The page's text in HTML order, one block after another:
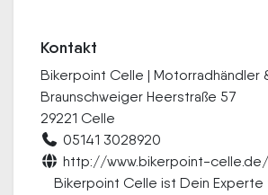
Kontakt
Bikerpoint Celle | Motorradhändler
Braunschweiger Heerstraße 57
29221 Celle
05141 3028920
http://www.bikerpoint-celle.de/
Bikerpoint Celle ist Dein Experte